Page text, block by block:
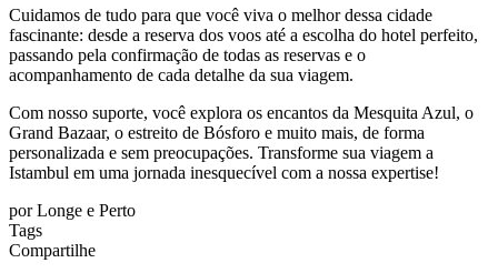
Cuidamos de tudo para que você viva o melhor dessa cidade
fascinante: desde a reserva dos voos até a escolha do hotel perfeito,
passando pela confirmação de todas as reservas e o
acompanhamento de cada detalhe da sua viagem.
Com nosso suporte, você explora os encantos da Mesquita Azul, o
Grand Bazaar, o estreito de Bósforo e muito mais, de forma
personalizada e sem preocupações. Transforme sua viagem a
Istambul em uma jornada inesquecível com a nossa expertise!
porLonge e Perto
Tags
Compartilhe